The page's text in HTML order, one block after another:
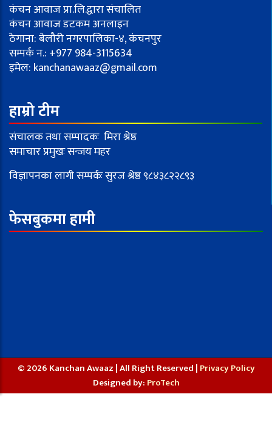
कंचन आवाज प्रा.लि.द्वारा संचालित
कंचन आवाज डटकम अनलाइन
ठेगाना: बेलौरी नगरपालिका-४, कंचनपुर
सम्पर्क न.: +977 984-3115634
इमेल: kanchanawaaz@gmail.com
हाम्रो टीम
संचालक तथा सम्पादकः मिरा श्रेष्ठ
समाचार प्रमुखः सन्जय महर
विज्ञापनका लागी सम्पर्कः सुरज श्रेष्ठ ९८४३८२२८९३
फेसबुकमा हामी
© 2026 Kanchan Awaaz | All Right Reserved | Privacy Policy
Designed by: ProTech